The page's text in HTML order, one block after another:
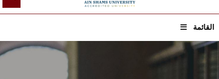
القائمة
الرئيسيـة